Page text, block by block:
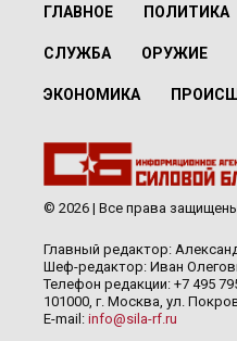
ГЛАВНОЕ ПОЛИТИКА
СЛУЖБА ОРУЖИЕ
ЭКОНОМИКА
© 2026 | Все права
Главный редактор:
Шеф-редактор: Иван
Телефон редакции: +7 495
101000, г. Москва, ул.
E-mail: info@sila-rf.ru